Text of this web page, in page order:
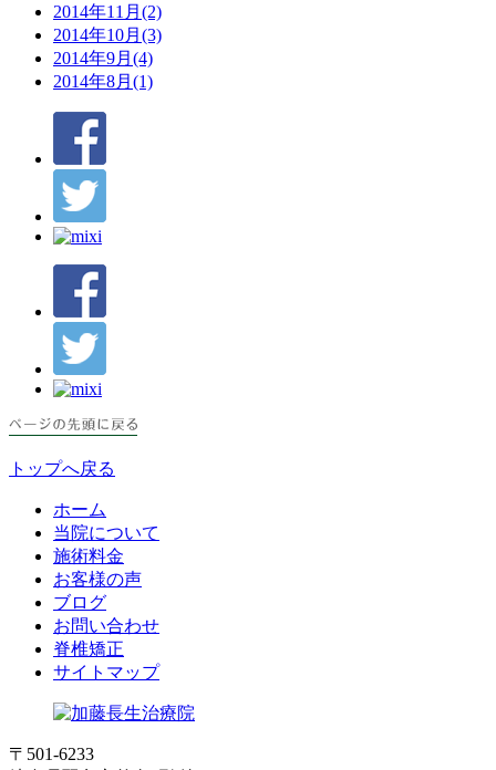
2014年11月(2)
2014年10月(3)
2014年9月(4)
2014年8月(1)
トップへ戻る
ホーム
当院について
施術料金
お客様の声
ブログ
お問い合わせ
脊椎矯正
サイトマップ
〒501-6233